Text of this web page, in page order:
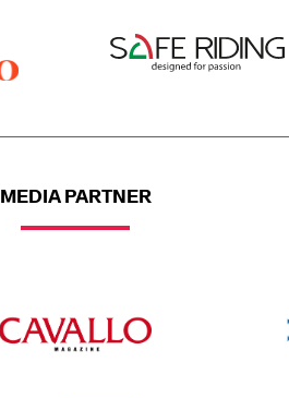
MEDIA PARTNER